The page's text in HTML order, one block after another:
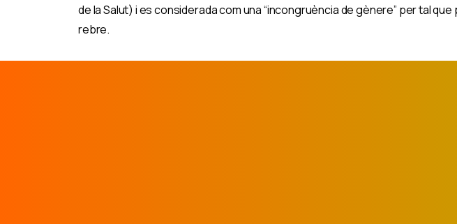
de la Salut) i es considerada com una “incongruència de gènere” per tal
rebre.